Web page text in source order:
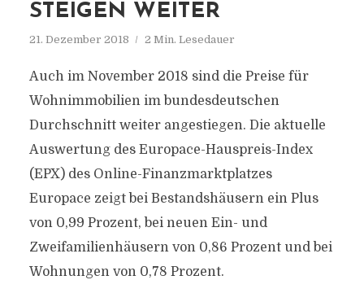
STEIGEN WEITER
21. Dezember 2018 2 Min. Lesedauer
Auch im November 2018 sind die Preise für
Wohnimmobilien im bundesdeutschen
Durchschnitt weiter angestiegen. Die aktuelle
Auswertung des Europace-Hauspreis-Index
(EPX) des Online-Finanzmarktplatzes
Europace zeigt bei Bestandshäusern ein Plus
von 0,99 Prozent, bei neuen Ein- und
Zweifamilienhäusern von 0,86 Prozent und bei
Wohnungen von 0,78 Prozent.